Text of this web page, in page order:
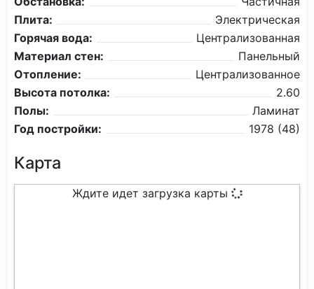
Плита:
Электрическая
Горячая вода:
Централизованная
Материал стен:
Панельный
Отопление:
Централизованное
Высота потолка:
2.60
Полы:
Ламинат
Год постройки:
1978 (48)
Карта
Ждите идет загрузка карты